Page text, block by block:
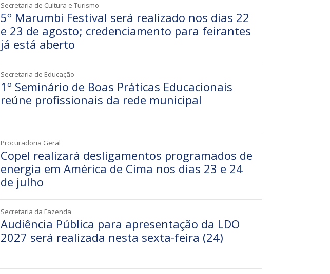
Secretaria de Cultura e Turismo
5º Marumbi Festival será realizado nos dias 22
e 23 de agosto; credenciamento para feirantes
já está aberto
Secretaria de Educação
1º Seminário de Boas Práticas Educacionais
reúne profissionais da rede municipal
Procuradoria Geral
Copel realizará desligamentos programados de
energia em América de Cima nos dias 23 e 24
de julho
Secretaria da Fazenda
Audiência Pública para apresentação da LDO
2027 será realizada nesta sexta-feira (24)